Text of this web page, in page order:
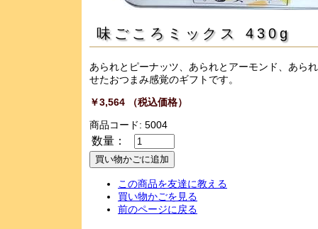
味ごころミックス 430g
あられとピーナッツ、あられとアーモンド、あら
せたおつまみ感覚のギフトです。
￥3,564 （税込価格）
商品コード: 5004
数量：
この商品を友達に教える
買い物かごを見る
前のページに戻る